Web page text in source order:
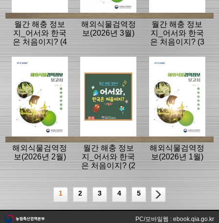
월간 해충 정보
지_어서와 한국
은 처음이지? (4
해외식물검역정
보(2026년 3월)
월간 해충 정보
지_어서와 한국
은 처음이지? (3
해외식물검역정
보(2026년 2월)
월간 해충 정보
지_어서와 한국
은 처음이지? (2
해외식물검역정
보(2026년 1월)
1 2 3 4 5
PC/모바일웹 : ebook.qia.go.kr